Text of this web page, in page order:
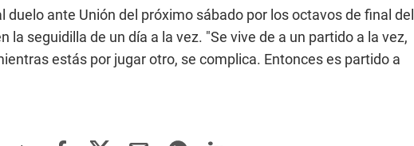
duelo ante Unión del próximo sábado por los octavos de final del
la seguidilla de un día a la vez. "Se vive de a un partido a la vez,
estás por jugar otro, se complica. Entonces es partido a